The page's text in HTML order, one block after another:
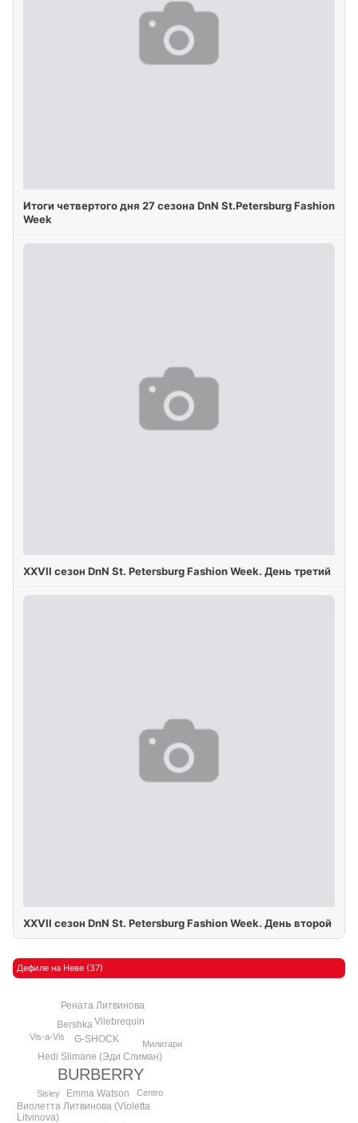
Итоги четвертого дня 27 сезона DnN St.Petersburg Fashion
Week
XXVII сезон DnN St. Petersburg Fashion Week. День третий
XXVII сезон DnN St. Petersburg Fashion Week. День второй
Дефиле на Неве (37)
BURBERRY
Hedi Slimane (Эди Слиман)
Emma Watson
G-SHOCK
Виолетта Литвинова (Violetta
Litvinova)
Vilebrequin
Рената Литвинова
Bershka
Centro
Милитари
Sisley
Vis-a-Vis